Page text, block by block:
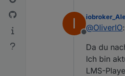
I
Offline
@OliverIO
Da du
Ich bin
LMS-